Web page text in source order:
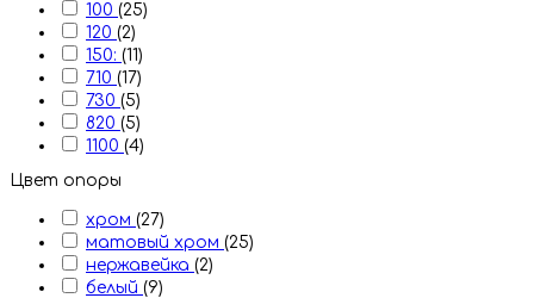
100 (25)
120 (2)
150: (11)
710 (17)
730 (5)
820 (5)
1100 (4)
Цвет опоры
хром (27)
матовый хром (25)
нержавейка (2)
белый (9)